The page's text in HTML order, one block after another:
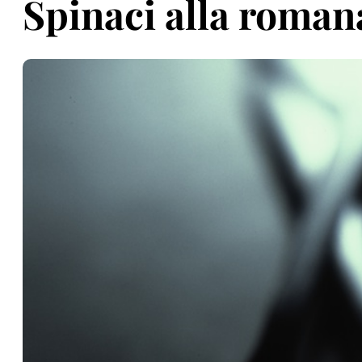
Spinaci alla